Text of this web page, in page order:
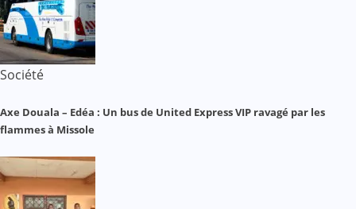
Société
Axe Douala – Edéa : Un bus de United Express VIP ravagé par les
flammes à Missole